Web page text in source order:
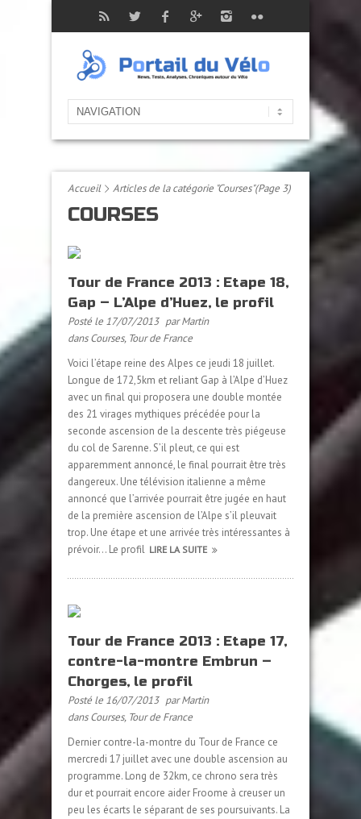
Accueil Articles de la catégorie "Courses"(Page 3)
COURSES
Tour de France 2013 : Etape 18,
Gap – L’Alpe d’Huez, le profil
Posté le 17/07/2013 par Martin
dansCourses, Tour de France
Voici l’étape reine des Alpes ce jeudi 18 juillet.
Longue de 172,5km et reliant Gap à l’Alpe d’Huez
avec un final qui proposera une double montée
des 21 virages mythiques précédée pour la
seconde ascension de la descente très piégeuse
du col de Sarenne. S’il pleut, ce qui est
apparemment annoncé, le final pourrait être très
dangereux. Une télévision italienne a même
annoncé que l’arrivée pourrait être jugée en haut
de la première ascension de l’Alpe s’il pleuvait
trop. Une étape et une arrivée très intéressantes à
prévoir… Le profil LIRE LA SUITE
Tour de France 2013 : Etape 17,
contre-la-montre Embrun –
Chorges, le profil
Posté le 16/07/2013 par Martin
dansCourses, Tour de France
Dernier contre-la-montre du Tour de France ce
mercredi 17 juillet avec une double ascension au
programme. Long de 32km, ce chrono sera très
dur et pourrait encore aider Froome à creuser un
peu les écarts le séparant de ses poursuivants. La